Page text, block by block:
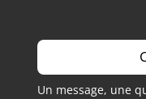
Un message, une